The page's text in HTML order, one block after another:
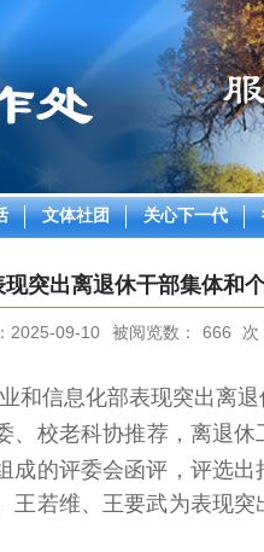
文体社团 关心下一代
突出离退休干部集体和
2025-09-10 被阅览数： 666 次
业和信息化部表现突出离
、校老科协推荐，离退
成的评委会函评，评选
王若维、王要武为表现